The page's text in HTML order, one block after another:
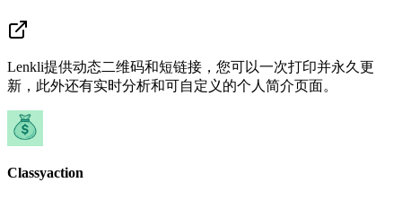
Lenkli提供动态二维码和短链接，您可以一次打印并永久更
新，此外还有实时分析和可自定义的个人简介页面。
Classyaction